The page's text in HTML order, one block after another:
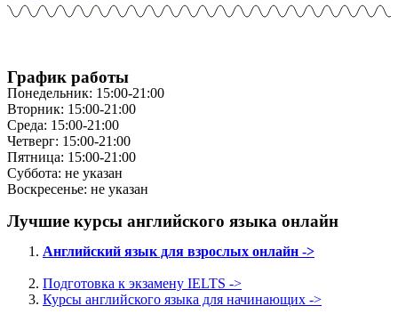
График работы
Понедельник: 15:00-21:00
Вторник: 15:00-21:00
Среда: 15:00-21:00
Четверг: 15:00-21:00
Пятница: 15:00-21:00
Суббота: не указан
Воскресенье: не указан
Лучшие курсы английского языка онлайн
Английский язык для взрослых онлайн ->
Подготовка к экзамену IELTS ->
Курсы английского языка для начинающих ->